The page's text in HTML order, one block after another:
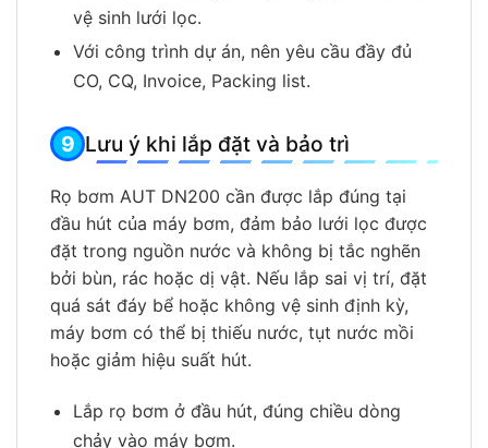
vệ sinh lưới lọc.
Với công trình dự án, nên yêu cầu đầy đủ
CO, CQ, Invoice, Packing list.
Lưu ý khi lắp đặt và bảo trì
Rọ bơm AUT DN200 cần được lắp đúng tại
đầu hút của máy bơm, đảm bảo lưới lọc được
đặt trong nguồn nước và không bị tắc nghẽn
bởi bùn, rác hoặc dị vật. Nếu lắp sai vị trí, đặt
quá sát đáy bể hoặc không vệ sinh định kỳ,
máy bơm có thể bị thiếu nước, tụt nước mồi
hoặc giảm hiệu suất hút.
Lắp rọ bơm ở đầu hút, đúng chiều dòng
chảy vào máy bơm.